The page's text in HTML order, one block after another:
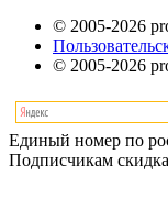
© 2005-2026
© 2005-2026
Единый номер по
Подписчикам скидка